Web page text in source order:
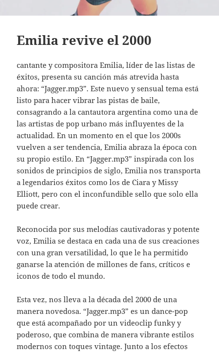
Emilia revive el 2000
cantante y compositora Emilia, líder de las listas de
éxitos, presenta su canción más atrevida hasta
ahora: “Jagger.mp3”. Este nuevo y sensual tema está
listo para hacer vibrar las pistas de baile,
consagrando a la cantautora argentina como una de
las artistas de pop urbano más influyentes de la
actualidad. En un momento en el que los 2000s
vuelven a ser tendencia, Emilia abraza la época con
su propio estilo. En “Jagger.mp3” inspirada con los
sonidos de principios de siglo, Emilia nos transporta
a legendarios éxitos como los de Ciara y Missy
Elliott, pero con el inconfundible sello que solo ella
puede crear.
Reconocida por sus melodías cautivadoras y potente
voz, Emilia se destaca en cada una de sus creaciones
con una gran versatilidad, lo que le ha permitido
ganarse la atención de millones de fans, críticos e
iconos de todo el mundo.
Esta vez, nos lleva a la década del 2000 de una
manera novedosa. “Jagger.mp3” es un dance-pop
que está acompañado por un videoclip funky y
poderoso, que combina de manera vibrante estilos
modernos con toques vintage. Junto a los efectos